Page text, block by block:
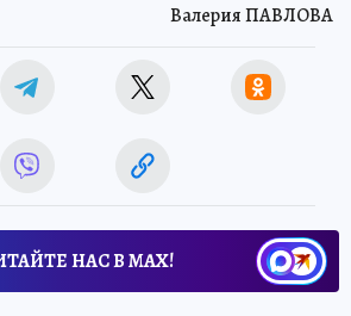
Валерия ПАВЛОВА
НАС В МАХ!